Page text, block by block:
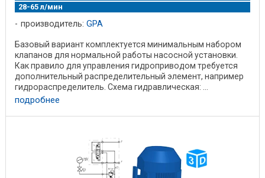
28-65 л/мин
производитель: GPA
Базовый вариант комплектуется минимальным набором
клапанов для нормальной работы насосной установки.
Как правило для управления гидроприводом требуется
дополнительный распределительный элемент, например
гидрораспределитель. Схема гидравлическая: ...
подробнее